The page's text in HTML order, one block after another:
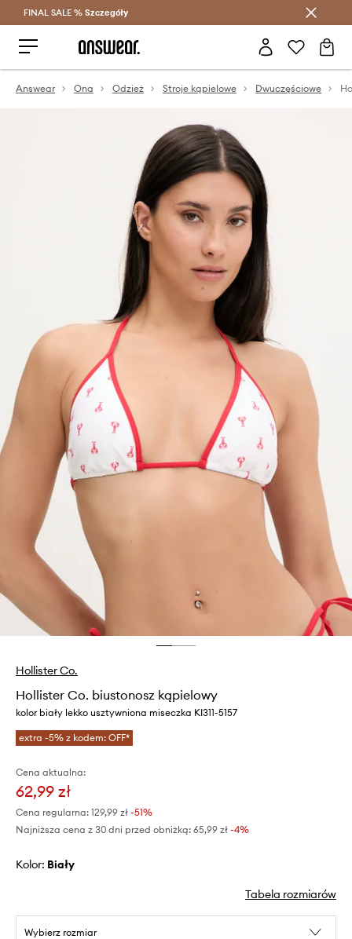
Oszczędzaj z Answear Club >
FINAL SALE % Szczegóły
Answear Ona Odzież Stroje kąpielowe Dwuczęściowe
Hollister Co.
Hollister Co. biustonosz kąpielowy
kolor biały lekko usztywniona miseczka KI311-5157
extra -5% z kodem: OFF*
Cena aktualna:
62,99 zł
Cena regularna: 129,99 zł -51%
Najniższa cena z 30 dni przed obniżką: 65,99 zł -4%
Kolor: biały
Tabela rozmiarów
Wybierz rozmiar